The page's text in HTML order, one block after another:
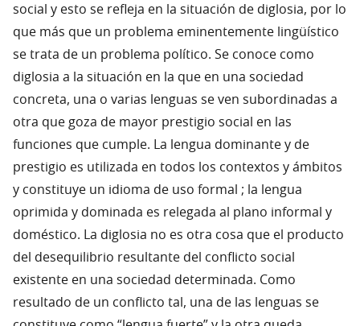
social y esto se refleja en la situación de diglosia, por lo
que más que un problema eminentemente lingüístico
se trata de un problema político. Se conoce como
diglosia a la situación en la que en una sociedad
concreta, una o varias lenguas se ven subordinadas a
otra que goza de mayor prestigio social en las
funciones que cumple. La lengua dominante y de
prestigio es utilizada en todos los contextos y ámbitos
y constituye un idioma de uso formal ; la lengua
oprimida y dominada es relegada al plano informal y
doméstico. La diglosia no es otra cosa que el producto
del desequilibrio resultante del conflicto social
existente en una sociedad determinada. Como
resultado de un conflicto tal, una de las lenguas se